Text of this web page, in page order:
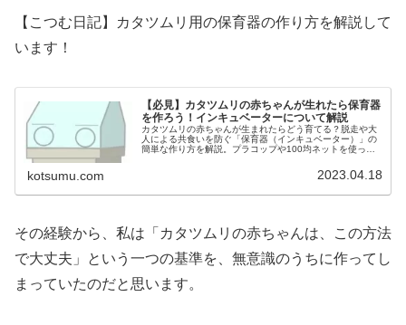
【こつむ日記】カタツムリ用の保育器の作り方を解説して
います！
【必見】カタツムリの赤ちゃんが生れたら保育器
を作ろう！インキュベーターについて解説
カタツムリの赤ちゃんが生まれたらどう育てる？脱走や大
人による共食いを防ぐ「保育器（インキュベーター）」の
簡単な作り方を解説。プラコップや100均ネットを使った
kotsumu.com 2023.04.18
その経験から、私は「カタツムリの赤ちゃんは、この方法
で大丈夫」という一つの基準を、無意識のうちに作ってし
まっていたのだと思います。